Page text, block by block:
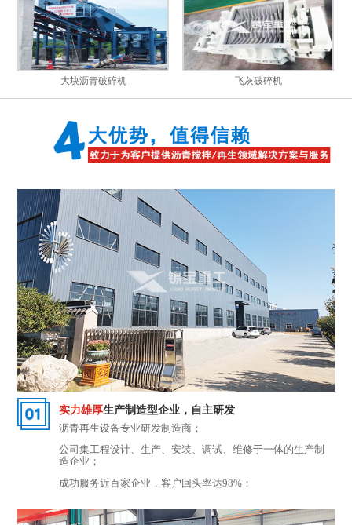
大块沥青破碎机 飞灰破碎机
实力雄厚生产制造型企业，自主研发
沥青再生设备专业研发制造商；
公司集工程设计、生产、安装、调试、维修于一体的生产制
造企业；
成功服务近百家企业，客户回头率达98%；